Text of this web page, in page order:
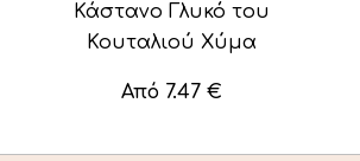
Κάστανο Γλυκό του
Κουταλιού Χύμα
Από 7.47 €